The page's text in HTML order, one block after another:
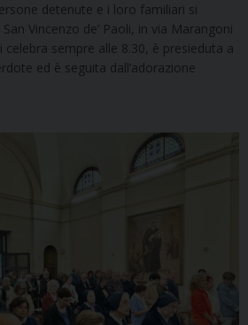
detenute e i loro familiari si
Vincenzo de’ Paoli, in via Marangoni
celebra sempre alle 8.30, è presieduta a
ed è seguita dall’adorazione